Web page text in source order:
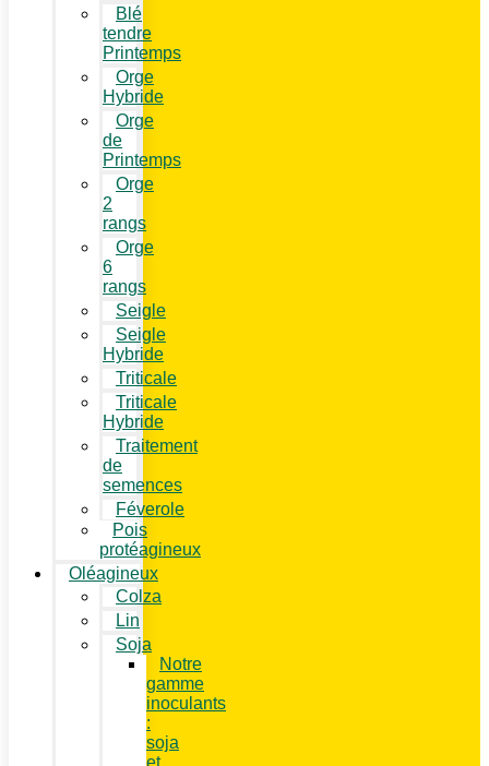
Blé
tendre
Printemps
Orge
Hybride
Orge
de
Printemps
Orge
2
rangs
Orge
6
rangs
Seigle
Seigle
Hybride
Triticale
Triticale
Hybride
Traitement
de
semences
Féverole
Pois
protéagineux
Oléagineux
Colza
Lin
Soja
Notre
gamme
inoculants
:
soja
et